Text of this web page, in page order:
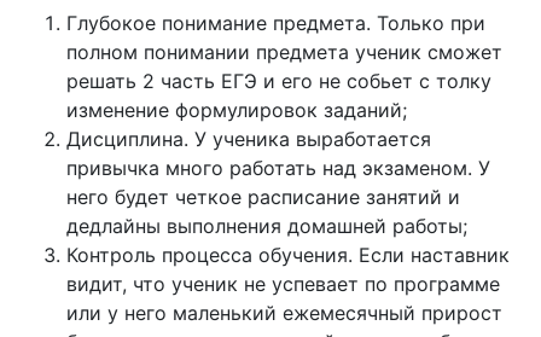
Глубокое понимание предмета. Только при
полном понимании предмета ученик сможет
решать 2 часть ЕГЭ и его не собьет с толку
изменение формулировок заданий;
Дисциплина. У ученика выработается
привычка много работать над экзаменом. У
него будет четкое расписание занятий и
дедлайны выполнения домашней работы;
Контроль процесса обучения. Если наставник
видит, что ученик не успевает по программе
или у него маленький ежемесячный прирост